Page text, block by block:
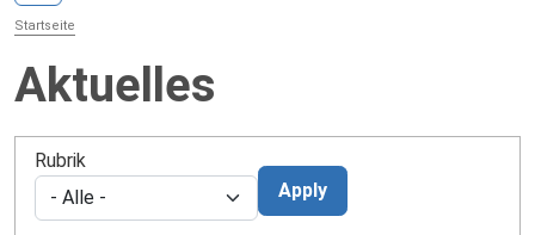
Startseite
Aktuelles
Rubrik
Apply